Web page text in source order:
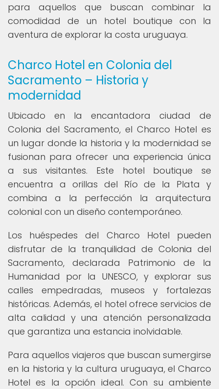
para aquellos que buscan combinar la
comodidad de un hotel boutique con la
aventura de explorar la costa uruguaya.
Charco Hotel en Colonia del
Sacramento – Historia y
modernidad
Ubicado en la encantadora ciudad de
Colonia del Sacramento, el Charco Hotel es
un lugar donde la historia y la modernidad se
fusionan para ofrecer una experiencia única
a sus visitantes. Este hotel boutique se
encuentra a orillas del Río de la Plata y
combina a la perfección la arquitectura
colonial con un diseño contemporáneo.
Los huéspedes del Charco Hotel pueden
disfrutar de la tranquilidad de Colonia del
Sacramento, declarada Patrimonio de la
Humanidad por la UNESCO, y explorar sus
calles empedradas, museos y fortalezas
históricas. Además, el hotel ofrece servicios de
alta calidad y una atención personalizada
que garantiza una estancia inolvidable.
Para aquellos viajeros que buscan sumergirse
en la historia y la cultura uruguaya, el Charco
Hotel es la opción ideal. Con su ambiente